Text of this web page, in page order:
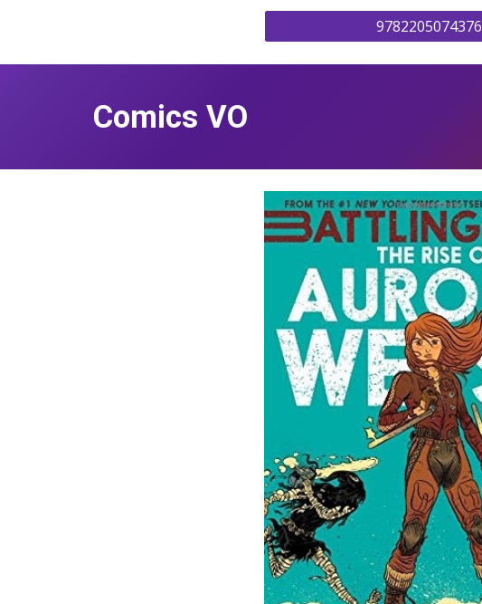
9782205074376
Comics VO